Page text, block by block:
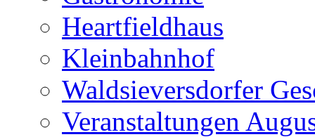
Heartfieldhaus
Kleinbahnhof
Waldsieversdorfer
Veranstaltungen